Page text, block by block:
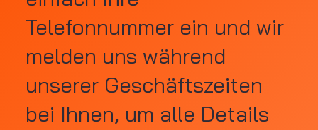
Telefonnummer ein und wir
melden uns während
unserer Geschäftszeiten
bei Ihnen, um alle Details